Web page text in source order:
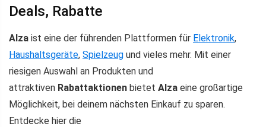
Deals, Rabatte
Alza ist eine der führenden Plattformen für Elektronik,
Haushaltsgeräte, Spielzeug und vieles mehr. Mit einer
riesigen Auswahl an Produkten und
attraktiven Rabattaktionen bietet Alza eine großartige
Möglichkeit, bei deinem nächsten Einkauf zu sparen.
Entdecke hier die